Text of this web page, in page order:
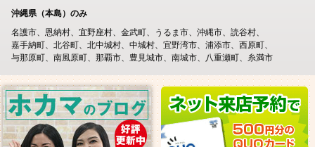
沖縄県（本島）のみ
名護市
恩納村 宜野座村 金武町 うるま市 沖縄市
読谷村
嘉手納町
北谷町 北中城村 中城村 宜野湾市 浦添市
西原町
与那原町
南風原町 那覇市 豊見城市 南城市 八重瀬町 糸満市